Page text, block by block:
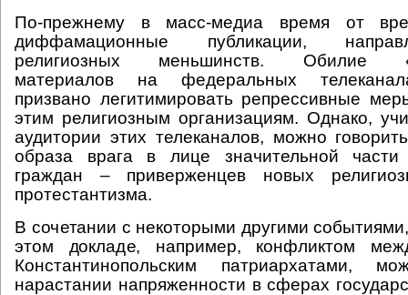
По-прежнему в масс-медиа время от
диффамационные публикации,
религиозных меньшинств. Обилие
материалов на федеральных
призвано легитимировать репрессивные
этим религиозным организациям. Однако,
аудитории этих телеканалов, можно
образа врага в лице значительной части
граждан – приверженцев новых
протестантизма.
В сочетании с некоторыми другими
этом докладе, например, конфликтом
Константинопольским патриархатами,
нарастании напряженности в сферах